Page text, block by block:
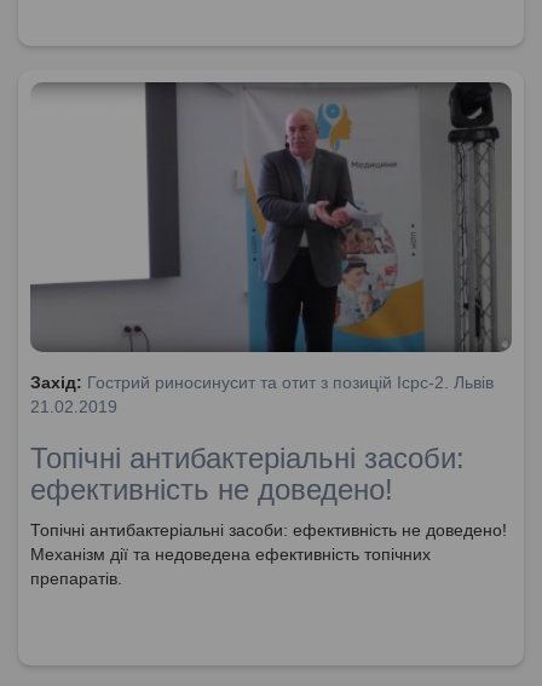
Захід: Гострий риносинусит та отит з позицій Icpc-2. Львів
21.02.2019
Топічні антибактеріальні засоби:
ефективність не доведено!
Топічні антибактеріальні засоби: ефективність не доведено!
Механізм дії та недоведена ефективність топічних
препаратів.